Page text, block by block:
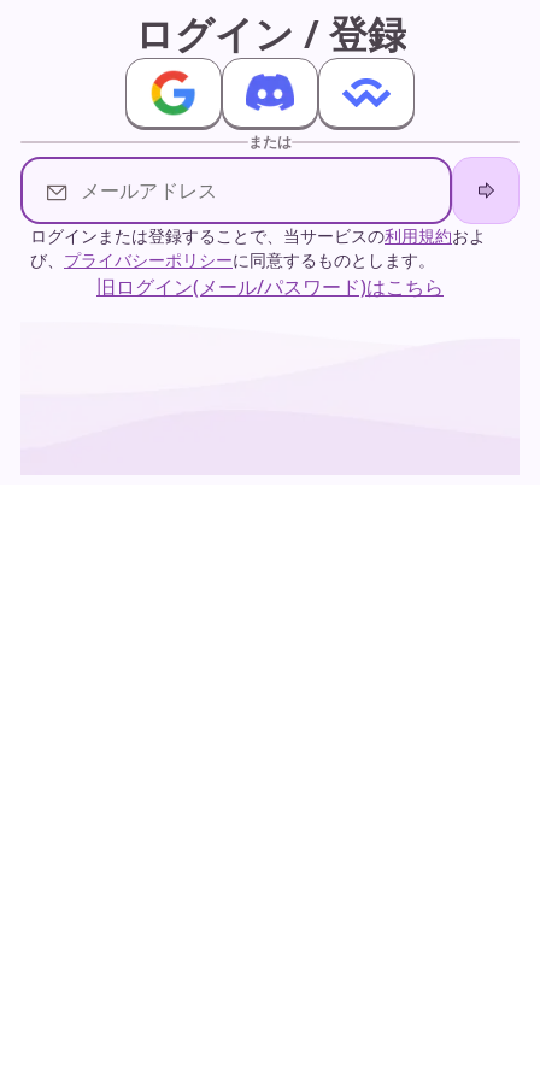
ログインする
ログイン / 登録
または
ログインまたは登録することで、当サービスの利用規約およ
び、 プライバシーポリシーに同意するものとします。
旧ログイン(メール/パスワード)はこちら